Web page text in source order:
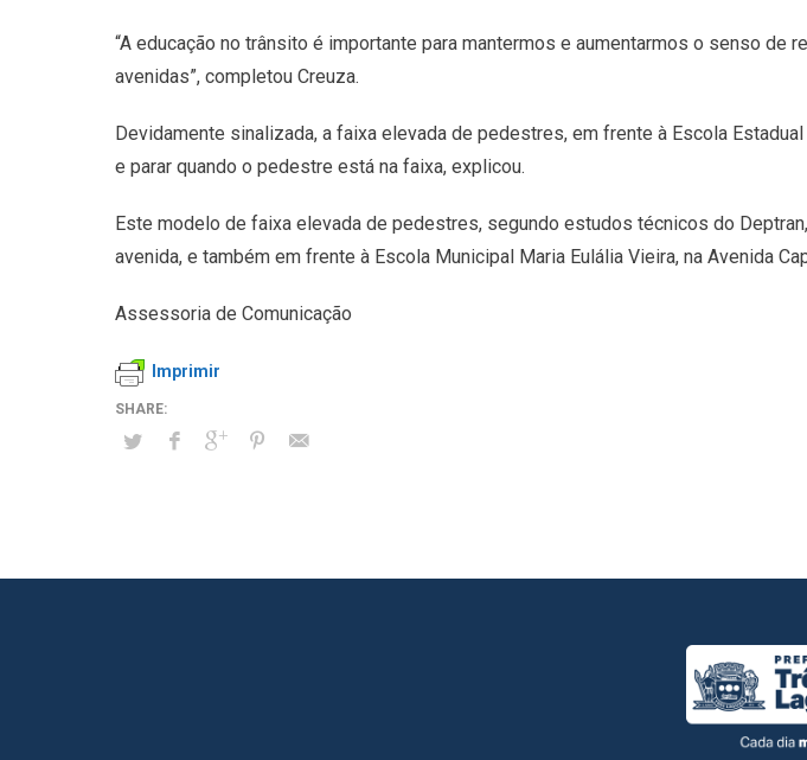
“A educação no trânsito é importante para mantermos e aumentarmos o senso
avenidas”, completou Creuza.
Devidamente sinalizada, a faixa elevada de pedestres, em frente à Escola
e parar quando o pedestre está na faixa, explicou.
Este modelo de faixa elevada de pedestres, segundo estudos técnicos do
avenida, e também em frente à Escola Municipal Maria Eulália Vieira, na Avenida
Assessoria de Comunicação
Imprimir